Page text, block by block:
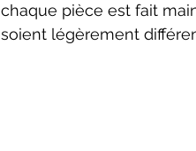
chaque pièce est fait
soient légèrement